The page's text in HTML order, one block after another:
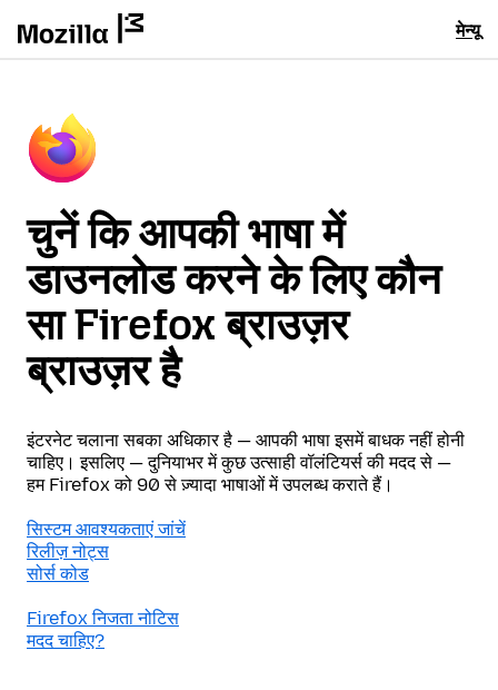
मेन्यू
चुनें कि आपकी भाषा में
डाउनलोड करने के लिए कौन
सा Firefox ब्राउज़र
ब्राउज़र है
इंटरनेट चलाना सबका अधिकार है — आपकी भाषा इसमें बाधक नहीं होनी
चाहिए। इसलिए — दुनियाभर में कुछ उत्साही वॉलंटियर्स की मदद से —
हम Firefox को 90 से ज़्यादा भाषाओं में उपलब्ध कराते हैं।
सिस्टम आवश्यकताएं जांचें
रिलीज़ नोट्स
सोर्स कोड
Firefox निजता नोटिस
मदद चाहिए?